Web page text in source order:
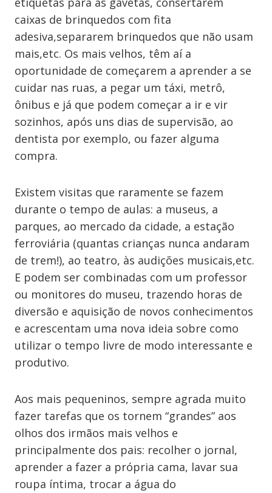
caixas de brinquedos com fita
adesiva,separarem brinquedos que não usam
mais,etc. Os mais velhos, têm aí a
oportunidade de começarem a aprender a se
cuidar nas ruas, a pegar um táxi, metrô,
ônibus e já que podem começar a ir e vir
sozinhos, após uns dias de supervisão, ao
dentista por exemplo, ou fazer alguma
compra.
Existem visitas que raramente se fazem
durante o tempo de aulas: a museus, a
parques, ao mercado da cidade, a estação
ferroviária (quantas crianças nunca andaram
de trem!), ao teatro, às audições musicais,etc.
E podem ser combinadas com um professor
ou monitores do museu, trazendo horas de
diversão e aquisição de novos conhecimentos
e acrescentam uma nova ideia sobre como
utilizar o tempo livre de modo interessante e
produtivo.
Aos mais pequeninos, sempre agrada muito
fazer tarefas que os tornem “grandes” aos
olhos dos irmãos mais velhos e
principalmente dos pais: recolher o jornal,
aprender a fazer a própria cama, lavar sua
roupa íntima, trocar a água do